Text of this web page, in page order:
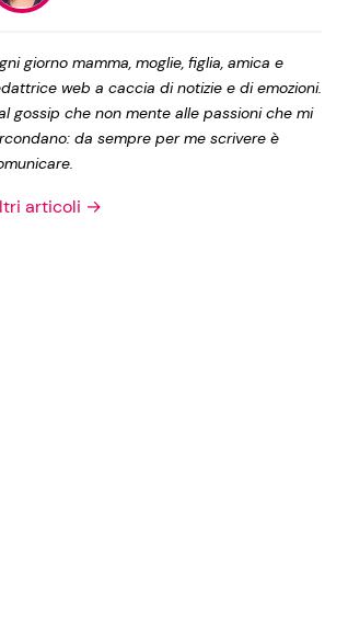
Policy
giorno mamma, moglie, figlia, amica e
web a caccia di notizie e di emozioni.
gossip che non mente alle passioni che mi
da sempre per me scrivere è
articoli →